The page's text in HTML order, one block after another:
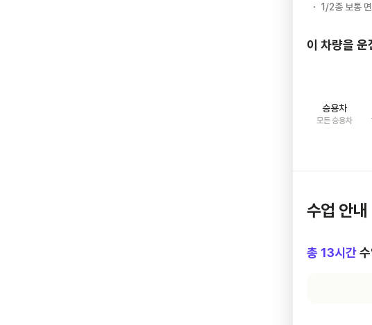
1/2종 보통
이 차량을 운
승용차
모든 승용차
수업 안내
총 13시간